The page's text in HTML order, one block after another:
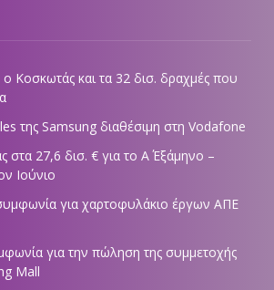
Κοσκωτάς και τα 32 δισ. δραχμές που
της Samsung διαθέσιμη στη Vodafone
στα 27,6 δισ. € για το Α΄ Εξάμηνο –
Ιούνιο
για χαρτοφυλάκιο έργων ΑΠΕ
για την πώληση της συμμετοχής
Mall